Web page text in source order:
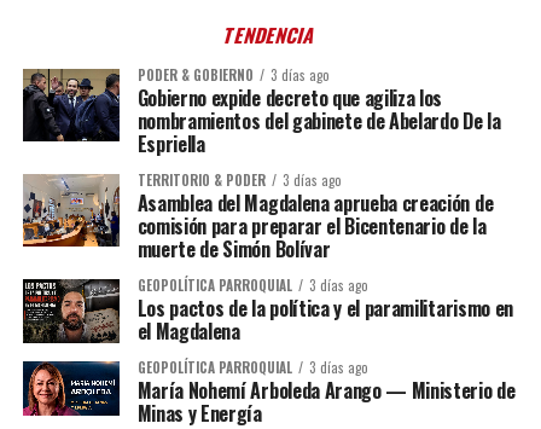
TENDENCIA
PODER & GOBIERNO 3 días ago
Gobierno expide decreto que agiliza los
nombramientos del gabinete de Abelardo De la
Espriella
TERRITORIO & PODER 3 días ago
Asamblea del Magdalena aprueba creación de
comisión para preparar el Bicentenario de la
muerte de Simón Bolívar
GEOPOLÍTICA PARROQUIAL 3 días ago
Los pactos de la política y el paramilitarismo en
el Magdalena
GEOPOLÍTICA PARROQUIAL 3 días ago
María Nohemí Arboleda Arango — Ministerio de
Minas y Energía